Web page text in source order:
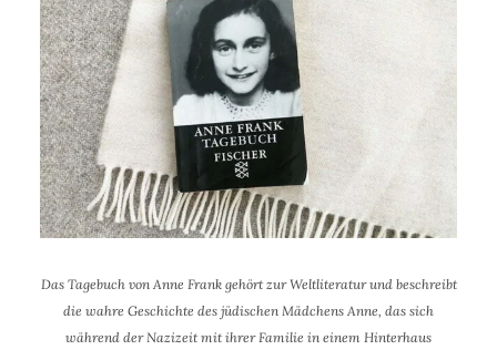
Das Tagebuch von Anne Frank gehört zur Weltliteratur und beschreibt
die wahre Geschichte des jüdischen Mädchens Anne, das sich
während der Nazizeit mit ihrer Familie in einem Hinterhaus